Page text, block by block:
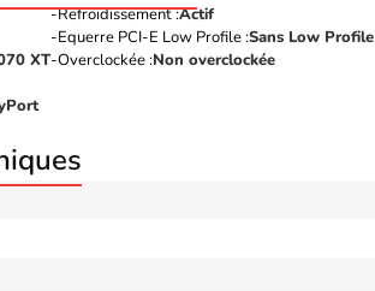
XT
Refroidissement :Actif
Equerre PCI-E Low Profile :Sans Low Profile
Overclockée :Non overclockée